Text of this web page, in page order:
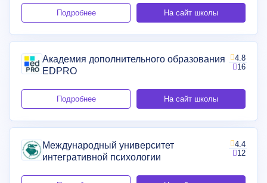
Подробнее На сайт школы
Академия дополнительного образования
EDPRO
4.8
16
Подробнее На сайт школы
Международный университет
интегративной психологии
4.4
12